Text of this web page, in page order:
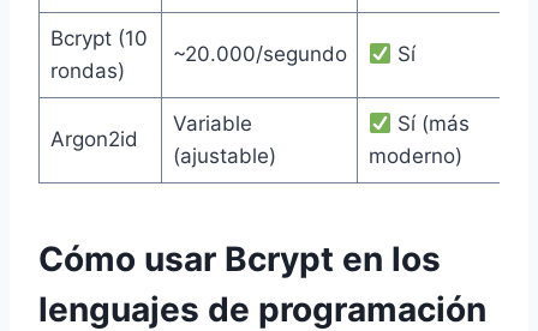
Bcrypt (10
rondas)
~20.000/segundo Sí
Argon2id
Variable
(ajustable)
Sí (más
moderno)
Cómo usar Bcrypt en los
lenguajes de programación